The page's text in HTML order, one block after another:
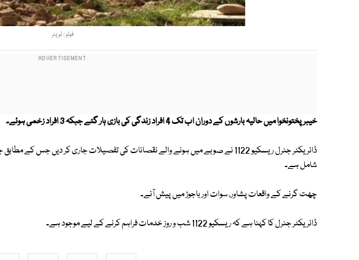
فوٹو : ٹویٹر
خیبر پختونخوا میں حالیہ بارشوں کے دوران اب تک 4 افراد زندگی کی بازی ہار گئے جبکہ 3 افراد زخمی ہوئے۔
شامل ہے۔
چھت گرنے کے واقعات پشاور، سوات اور باجوڑ میں پیش آئے۔
ڈائریکٹر جنرل کا کہنا ہے کہ ریسکیو 1122 شب و روز خدمات فراہم کرنے کے لیے موجود ہے۔